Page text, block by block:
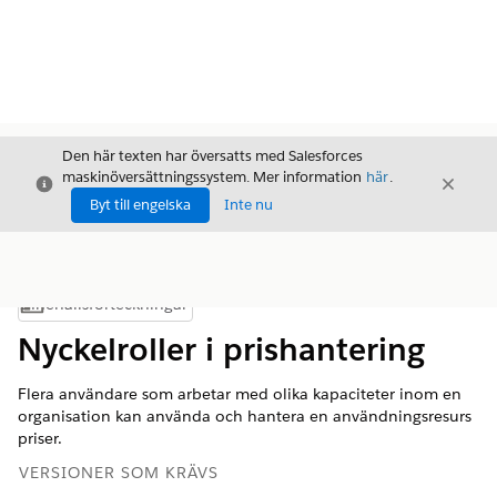
Stäng
Den här texten har översatts med Salesforces
maskinöversättningssystem. Mer information här.
Byt till engelska
Inte nu
Stäng
Visa innehållsförteckning
Innehållsförteckningar
Nyckelroller i prishantering
Flera användare som arbetar med olika kapaciteter inom en
organisation kan använda och hantera en användningsresurs
priser.
VERSIONER SOM KRÄVS